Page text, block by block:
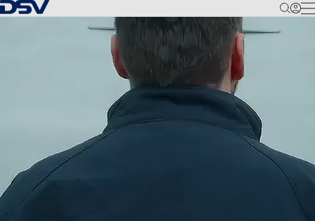
Terug naar startpagina